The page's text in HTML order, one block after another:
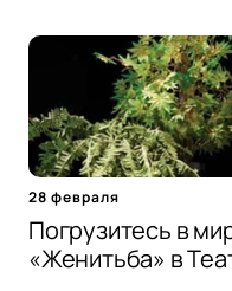
28 февраля
Погрузитесь в
«Женитьба» в